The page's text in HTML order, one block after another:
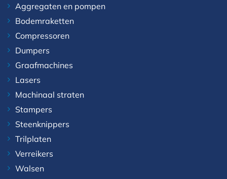
Aggregaten en pompen
Bodemraketten
Compressoren
Dumpers
Graafmachines
Lasers
Machinaal straten
Stampers
Steenknippers
Trilplaten
Verreikers
Walsen